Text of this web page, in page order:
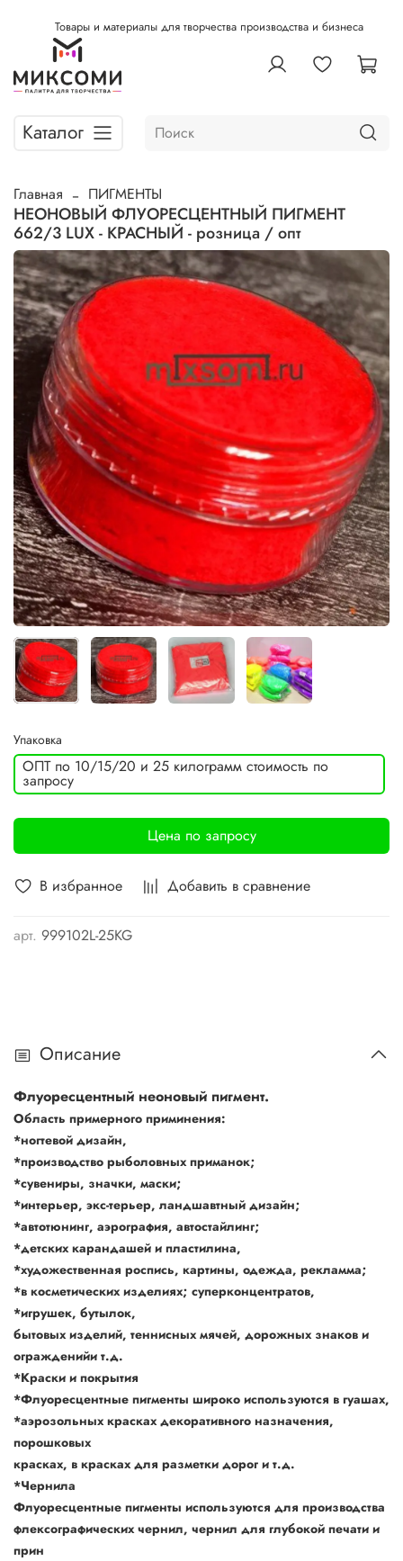
Товары и материалы для творчества производства и бизнеса
Каталог
Главная ПИГМЕНТЫ
НЕОНОВЫЙ ФЛУОРЕСЦЕНТНЫЙ ПИГМЕНТ
662/3 LUX - КРАСНЫЙ - розница / опт
В избранное Добавить в сравнение
арт. 999102L-25KG
Упаковка
ОПТ по 10/15/20 и 25 килограмм стоимость по
запросу
Цена по запросу
Описание
Флуоресцентный неоновый пигмент.
Область примерного приминения:
*ногтевой дизайн,
*производство рыболовных приманок;
*сувениры, значки, маски;
*интерьер, экс-терьер, ландшавтный дизайн;
*автотюнинг, аэрография, автостайлинг;
*детских карандашей и пластилина,
*художественная роспись, картины, одежда, рекламма;
*в косметических изделиях; суперконцентратов,
*игрушек, бутылок,
бытовых изделий, теннисных мячей, дорожных знаков и
огражденийи т.д.
*Краски и покрытия
*Флуоресцентные пигменты широко используются в гуашах,
*аэрозольных красках декоративного назначения,
порошковых
красках, в красках для разметки дорог и т.д.
*Чернила
Флуоресцентные пигменты используются для производства
флексографических чернил, чернил для глубокой печати и
прин